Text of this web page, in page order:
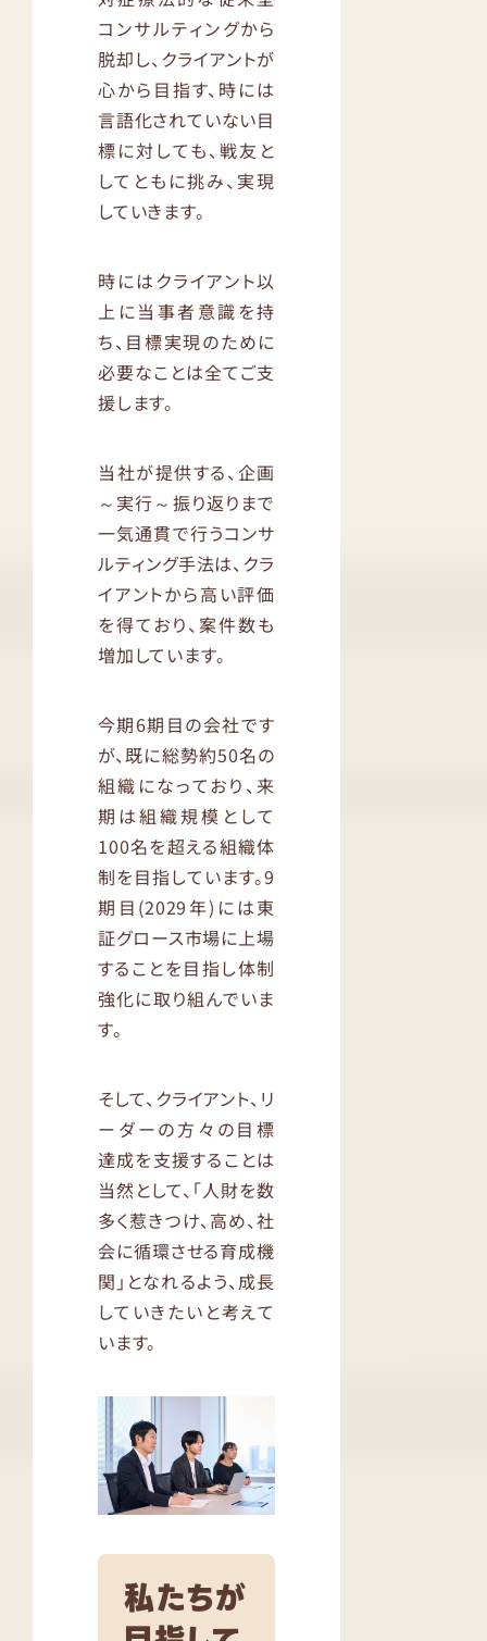
コンサルティングから
脱却し、クライアントが
心から目指す、時には
言語化されていない目
標に対しても、戦友と
してともに挑み、実現
していきます。
時にはクライアント以
上に当事者意識を持
ち、目標実現のために
必要なことは全てご支
援します。
当社が提供する、企画
～実行～振り返りまで
一気通貫で行うコンサ
ルティング手法は、クラ
イアントから高い評価
を得ており、案件数も
増加しています。
今期6期目の会社です
が、既に総勢約50名の
組織になっており、来
期は組織規模として
100名を超える組織体
制を目指しています。9
期目(2029年)には東
証グロース市場に上場
することを目指し体制
強化に取り組んでいま
す。
そして、クライアント、リ
ーダーの方々の目標
達成を支援することは
当然として、「人財を数
多く惹きつけ、高め、社
会に循環させる育成機
関」となれるよう、成長
していきたいと考えて
います。
私たちが